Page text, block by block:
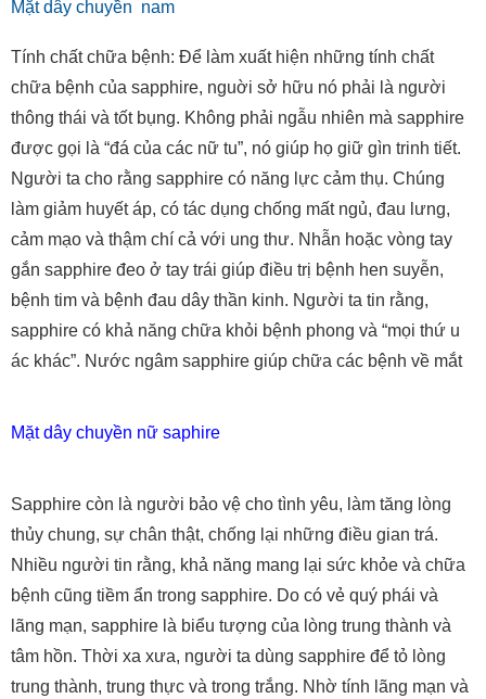
Mặt dây chuyền nam
Tính chất chữa bệnh: Để làm xuất hiện những tính chất
chữa bệnh của sapphire, nguời sở hữu nó phải là người
thông thái và tốt bụng. Không phải ngẫu nhiên mà sapphire
được gọi là “đá của các nữ tu”, nó giúp họ giữ gìn trinh tiết.
Người ta cho rằng sapphire có năng lực cảm thụ. Chúng
làm giảm huyết áp, có tác dụng chống mất ngủ, đau lưng,
cảm mạo và thậm chí cả với ung thư. Nhẫn hoặc vòng tay
gắn sapphire đeo ở tay trái giúp điều trị bệnh hen suyễn,
bệnh tim và bệnh đau dây thần kinh. Người ta tin rằng,
sapphire có khả năng chữa khỏi bệnh phong và “mọi thứ u
ác khác”. Nước ngâm sapphire giúp chữa các bệnh về mắt
Mặt dây chuyền nữ saphire
Sapphire còn là người bảo vệ cho tình yêu, làm tăng lòng
thủy chung, sự chân thật, chống lại những điều gian trá.
Nhiều người tin rằng, khả năng mang lại sức khỏe và chữa
bệnh cũng tiềm ẩn trong sapphire. Do có vẻ quý phái và
lãng mạn, sapphire là biểu tượng của lòng trung thành và
tâm hồn. Thời xa xưa, người ta dùng sapphire để tỏ lòng
trung thành, trung thực và trong trắng. Nhờ tính lãng mạn và